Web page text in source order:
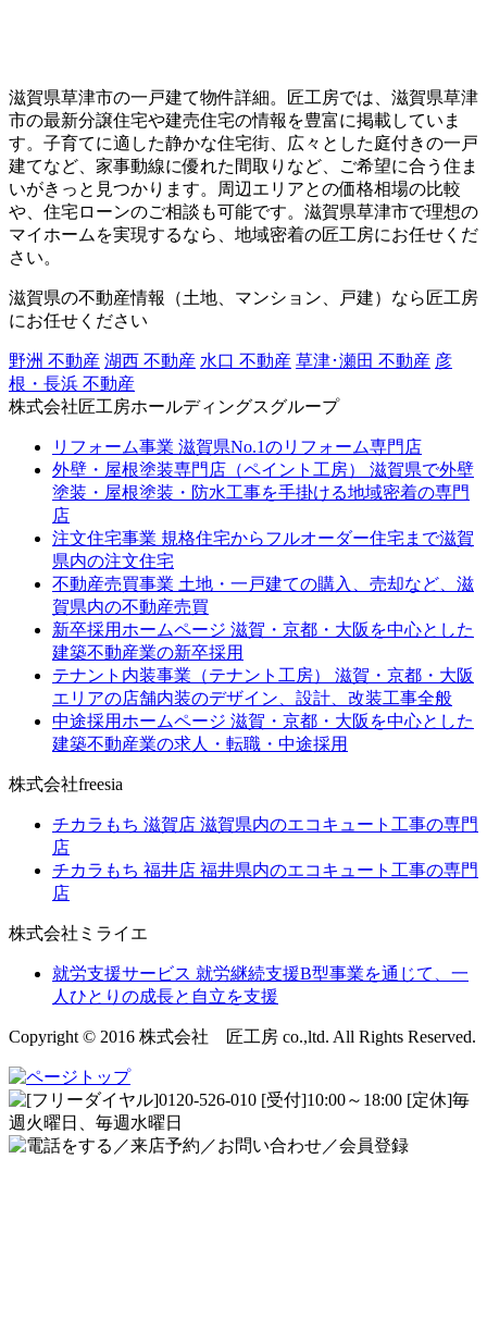
滋賀県草津市の一戸建て物件詳細。匠工房では、滋賀県草津
市の最新分譲住宅や建売住宅の情報を豊富に掲載していま
す。子育てに適した静かな住宅街、広々とした庭付きの一戸
建てなど、家事動線に優れた間取りなど、ご希望に合う住ま
いがきっと見つかります。周辺エリアとの価格相場の比較
や、住宅ローンのご相談も可能です。滋賀県草津市で理想の
マイホームを実現するなら、地域密着の匠工房にお任せくだ
さい。
滋賀県の不動産情報（土地、マンション、戸建）なら匠工房
にお任せください
野洲 不動産 湖西 不動産 水口 不動産 草津･瀬田 不動産 彦
根・長浜 不動産
株式会社匠工房ホールディングスグループ
リフォーム事業 滋賀県No.1のリフォーム専門店
外壁・屋根塗装専門店（ペイント工房）
滋賀県で外壁
塗装・屋根塗装・防水工事を手掛ける地域密着の専門
店
注文住宅事業 規格住宅からフルオーダー住宅まで滋賀
県内の注文住宅
不動産売買事業 土地・一戸建ての購入、売却など、滋
賀県内の不動産売買
新卒採用ホームページ 滋賀・京都・大阪を中心とした
建築不動産業の新卒採用
テナント内装事業（テナント工房）
滋賀・京都・大阪
エリアの店舗内装のデザイン、設計、改装工事全般
中途採用ホームページ 滋賀・京都・大阪を中心とした
建築不動産業の求人・転職・中途採用
株式会社freesia
チカラもち 滋賀店 滋賀県内のエコキュート工事の専門
店
チカラもち 福井店 福井県内のエコキュート工事の専門
店
株式会社ミライエ
就労支援サービス 就労継続支援B型事業を通じて、一
人ひとりの成長と自立を支援
Copyright © 2016 株式会社 匠工房 co.,ltd. All Rights Reserved.